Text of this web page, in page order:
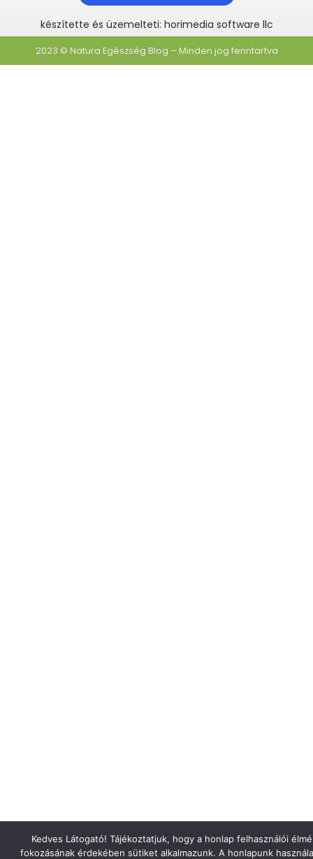
készítette és üzemelteti: horimedia software llc
2023 © Natura Egészség Blog – Minden jog fenntartva
Kedves Látogató! Tájékoztatjuk, hogy a honlap felhasználói
fokozásának érdekében sütiket alkalmazunk. A honlapunk